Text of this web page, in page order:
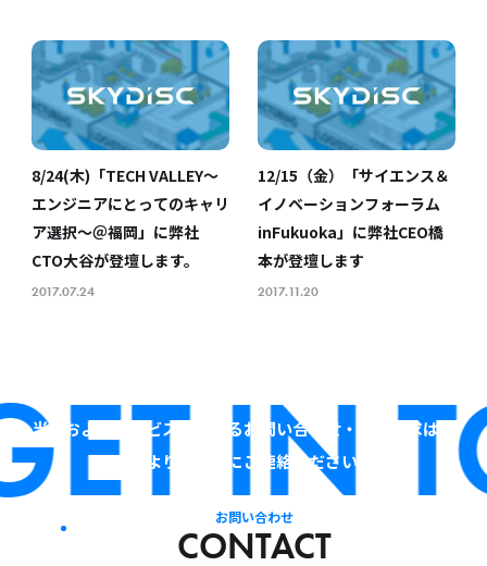
8/24(木)「TECH VALLEY〜
エンジニアにとってのキャリ
ア選択〜＠福岡」に弊社
CTO大谷が登壇します。
2017.07.24
12/15（金）「サイエンス＆
イノベーションフォーラム
inFukuoka」に弊社CEO橋
本が登壇します
2017.11.20
当社およびサービスに関するお問い合わせ・資料請求は、
下記よりお気軽にご連絡ください。
お問い合わせ
CONTACT
IN